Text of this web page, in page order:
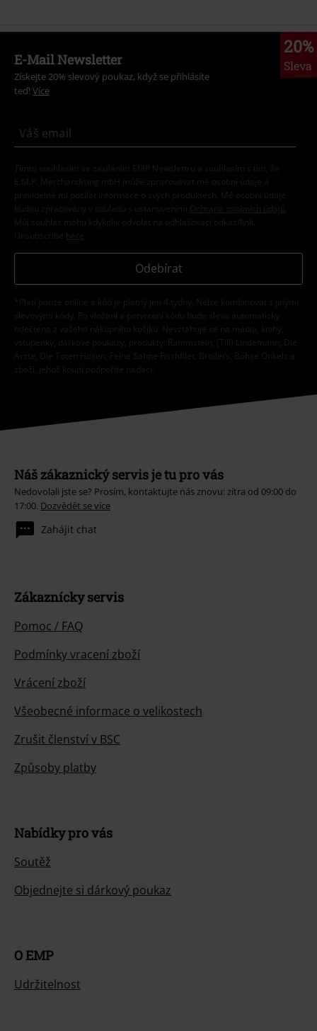
20%
Sleva
E-Mail Newsletter
Získejte 20% slevový poukaz, když se přihlásíte
teď! Více
Tímto souhlasím se zasíláním EMP Newslettru a souhlasím s tím, že
E.M.P. Merchandising mbH může zpracovávat mé osobní údaje a
pravidelně mi posílat informace o svých produktech. Mé osobní údaje
budou zpracovány v souladu s ustanoveními
Ochrana osobních údajů
Můj souhlas mohu kdykoliv odvolat na odhlašovací odkaz/link.
Unsubscribe here
Odebírat
*Platí pouze online a kód je platný jen 4 týdny. Nelze kombinovat s jinými
slevovými kódy. Po vložení a potvrzení kódu bude sleva automaticky
odečtena z vašeho nákupního košíku. Nevztahuje se na média, knihy,
vstupenky, dárkové poukazy, produkty: Rammstein, (Till) Lindemann, Die
Ärzte, Die Toten Hosen, Feine Sahne Fischfilet, Broilers, Böhse Onkelz a
zboží, jehož koupí podpoříte nadaci.
Náš zákaznický servis je tu pro vás
Nedovolali jste se? Prosím, kontaktujte nás znovu: zítra od 09:00 do
17:00. Dozvědět se více
Zahájit chat
Zákaznícky servis
Pomoc / FAQ
Podmínky vracení zboží
Vrácení zboží
Všeobecné informace o velikostech
Zrušit členství v BSC
Způsoby platby
Nabídky pro vás
Soutěž
Objednejte si dárkový poukaz
O EMP
Udržitelnost